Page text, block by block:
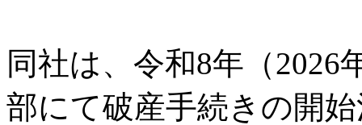
同社は、令和8年（2026
部にて破産手続きの開